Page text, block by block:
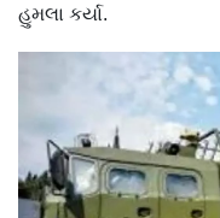
હુમલા કર્યા.